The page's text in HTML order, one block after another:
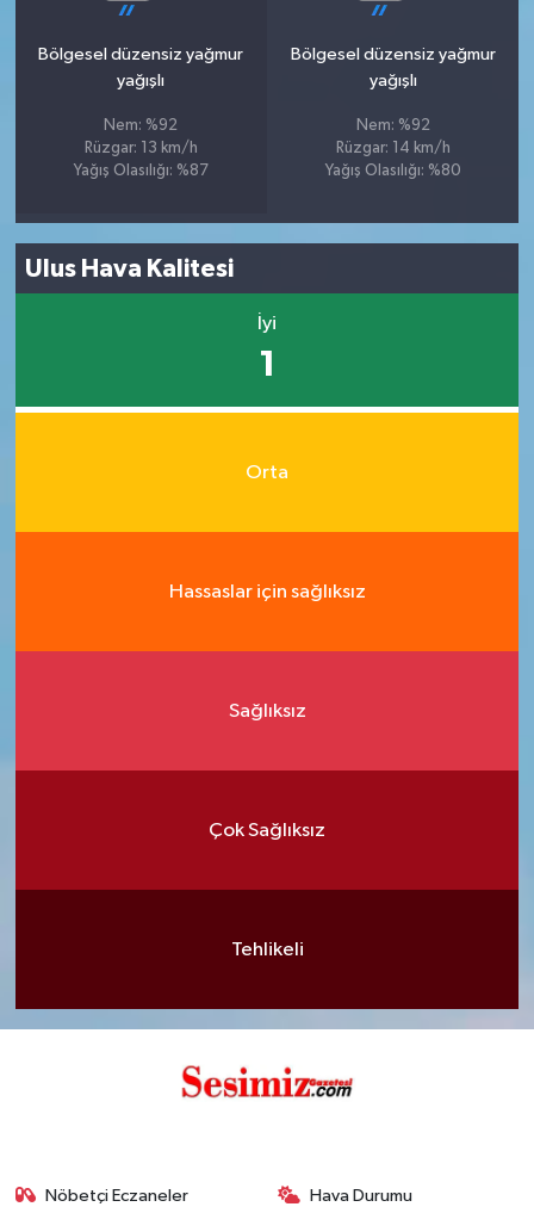
Bölgesel düzensiz yağmur
yağışlı
Nem: %92
Rüzgar: 13 km/h
Yağış Olasılığı: %87
Bölgesel düzensiz yağmur
yağışlı
Nem: %92
Rüzgar: 14 km/h
Yağış Olasılığı: %80
Ulus Hava Kalitesi
İyi
1
Orta
Hassaslar için sağlıksız
Sağlıksız
Çok Sağlıksız
Tehlikeli
Nöbetçi Eczaneler Hava Durumu